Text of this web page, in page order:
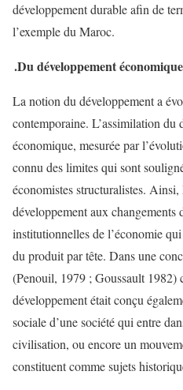
développement durable afin de
l’exemple du Maroc.
Du développement
La notion du développement a
contemporaine. L’assimilation du
économique, mesurée par
connu des limites qui sont
économistes structuralistes.
développement aux changements
institutionnelles de l’économie
du produit par tête. Dans une
(Penouil, 1979 ; Goussault 1982)
développement était conçu
sociale d’une société qui entre
civilisation, ou encore un
constituent comme sujets